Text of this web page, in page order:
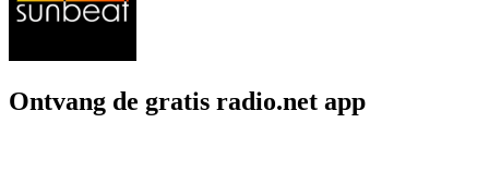
Ontvang de gratis radio.net app